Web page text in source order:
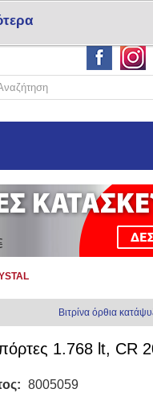
Σύνδεση
Βιτρίνα όρθια
πόρτες 1.768 lt, CR
8005059